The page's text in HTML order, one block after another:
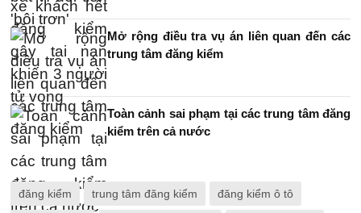
Mở rộng điều tra vụ án liên quan đến các
trung tâm đăng kiểm
Toàn cảnh sai phạm tại các trung tâm đăng
kiểm trên cả nước
đăng kiểm trung tâm đăng kiểm đăng kiểm ô tô